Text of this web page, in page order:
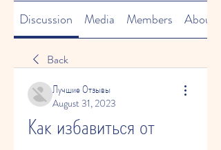
Discussion Media Members About
Back
Лучшие Отзывы
August 31, 2023
Как избавиться от